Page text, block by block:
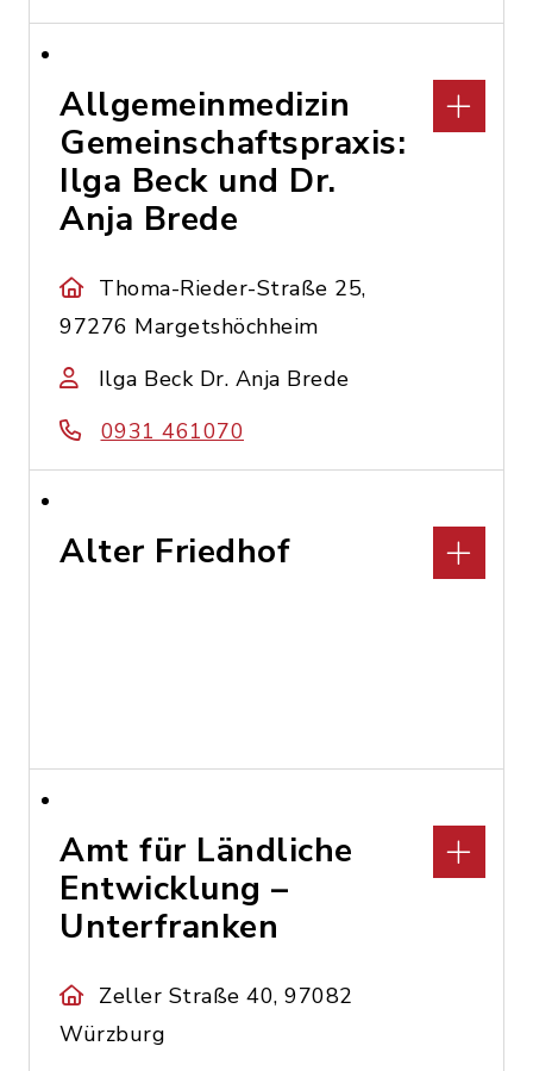
Allgemeinmedizin
Gemeinschaftspraxis:
Ilga Beck und Dr.
Anja Brede
Thoma-Rieder-Straße 25,
97276 Margetshöchheim
Ilga Beck Dr. Anja Brede
0931 461070
Alter Friedhof
Amt für Ländliche
Entwicklung –
Unterfranken
Zeller Straße 40, 97082
Würzburg